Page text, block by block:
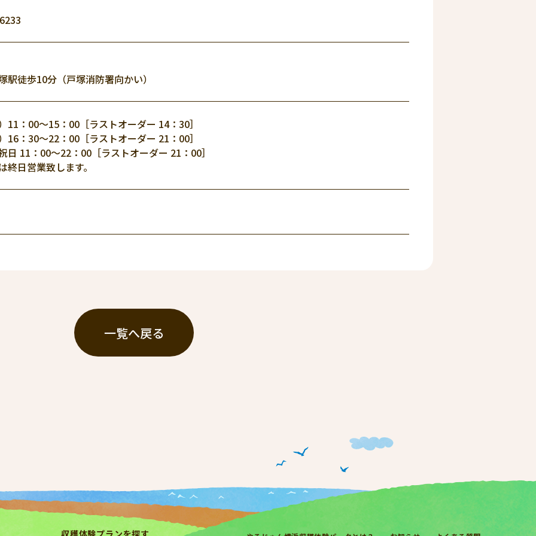
徒歩10分（戸塚消防署向かい）
11：00～15：00［ラストオーダー 14：30］
16：30～22：00［ラストオーダー 21：00］
日 11：00～22：00［ラストオーダー 21：00］
日営業致します。
一覧へ戻る
収穫体験プランを探す